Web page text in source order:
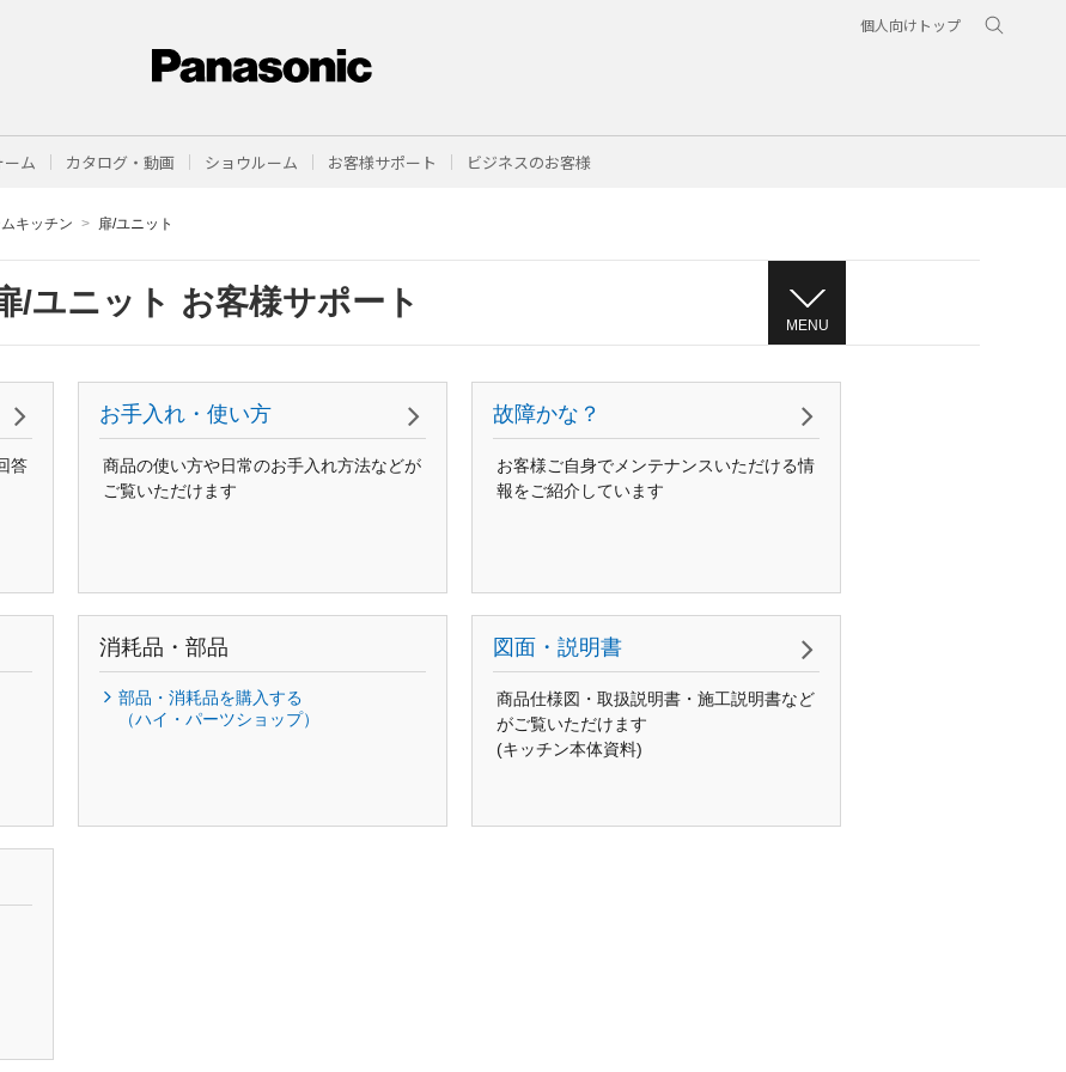
個人向けトップ
ーム カタログ・動画 ショウルーム お客様サポート ビジネスのお客様
キッチン 扉/ユニット
/ユニット お客様サポート
MENU
答
お手入れ・使い方
商品の使い方や日常のお手入れ方法などが
ご覧いただけます
故障かな？
お客様ご自身でメンテナンスいただける情
報をご紹介しています
消耗品・部品
部品・消耗品を購入する
（ハイ・パーツショップ）
図面・説明書
商品仕様図・取扱説明書・施工説明書など
がご覧いただけます
(キッチン本体資料)